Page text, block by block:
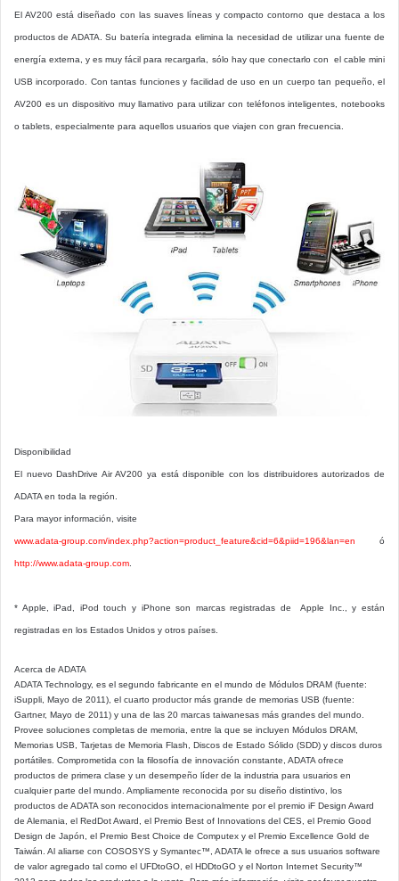
El AV200 está diseñado con las suaves líneas y compacto contorno que destaca a los
productos de ADATA. Su batería integrada elimina la necesidad de utilizar una fuente de
energía externa, y es muy fácil para recargarla, sólo hay que conectarlo con el cable mini
USB incorporado. Con tantas funciones y facilidad de uso en un cuerpo tan pequeño, el
AV200 es un dispositivo muy llamativo para utilizar con teléfonos inteligentes, notebooks
o tablets, especialmente para aquellos usuarios que viajen con gran frecuencia.
Disponibilidad
El nuevo DashDrive Air AV200 ya está disponible con los distribuidores autorizados de
ADATA en toda la región.
Para mayor información, visite
www.adata-group.com/index.php?action=product_feature&cid=6&piid=196&lan=en ó
http://www.adata-group.com.
* Apple, iPad, iPod touch y iPhone son marcas registradas de Apple Inc., y están
registradas en los Estados Unidos y otros países.
Acerca de ADATA
ADATA Technology, es el segundo fabricante en el mundo de Módulos DRAM (fuente:
iSuppli, Mayo de 2011), el cuarto productor más grande de memorias USB (fuente:
Gartner, Mayo de 2011) y una de las 20 marcas taiwanesas más grandes del mundo.
Provee soluciones completas de memoria, entre la que se incluyen Módulos DRAM,
Memorias USB, Tarjetas de Memoria Flash, Discos de Estado Sólido (SDD) y discos duros
portátiles. Comprometida con la filosofía de innovación constante, ADATA ofrece
productos de primera clase y un desempeño líder de la industria para usuarios en
cualquier parte del mundo. Ampliamente reconocida por su diseño distintivo, los
productos de ADATA son reconocidos internacionalmente por el premio iF Design Award
de Alemania, el RedDot Award, el Premio Best of Innovations del CES, el Premio Good
Design de Japón, el Premio Best Choice de Computex y el Premio Excellence Gold de
Taiwán. Al aliarse con COSOSYS y Symantec™, ADATA le ofrece a sus usuarios software
de valor agregado tal como el UFDtoGO, el HDDtoGO y el Norton Internet Security™